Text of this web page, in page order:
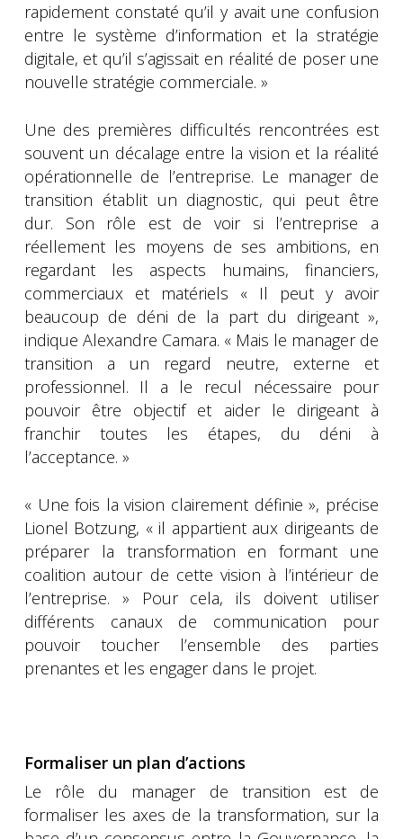
rapidement constaté qu’il y avait une confusion
entre le système d’information et la stratégie
digitale, et qu’il s’agissait en réalité de poser une
nouvelle stratégie commerciale. »
Une des premières difficultés rencontrées est
souvent un décalage entre la vision et la réalité
opérationnelle de l’entreprise. Le manager de
transition établit un diagnostic, qui peut être
dur. Son rôle est de voir si l’entreprise a
réellement les moyens de ses ambitions, en
regardant les aspects humains, financiers,
commerciaux et matériels « Il peut y avoir
beaucoup de déni de la part du dirigeant »,
indique Alexandre Camara. « Mais le manager de
transition a un regard neutre, externe et
professionnel. Il a le recul nécessaire pour
pouvoir être objectif et aider le dirigeant à
franchir toutes les étapes, du déni à
l’acceptance. »
« Une fois la vision clairement définie », précise
Lionel Botzung, « il appartient aux dirigeants de
préparer la transformation en formant une
coalition autour de cette vision à l’intérieur de
l’entreprise. » Pour cela, ils doivent utiliser
différents canaux de communication pour
pouvoir toucher l’ensemble des parties
prenantes et les engager dans le projet.
Formaliser un plan d’actions
Le rôle du manager de transition est de
formaliser les axes de la transformation, sur la